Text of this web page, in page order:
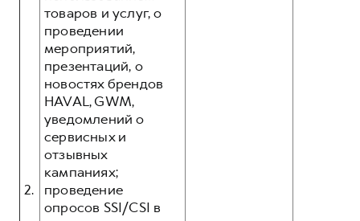
2.
товаров и услуг, о
проведении
мероприятий,
презентаций, о
новостях брендов
HAVAL, GWM,
уведомлений о
сервисных и
отзывных
кампаниях;
проведение
опросов SSI/CSI в